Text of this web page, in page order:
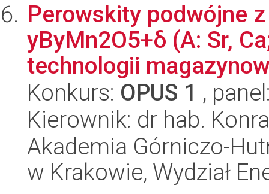
Perowskity podwójne
yByMn2O5+δ (A: Sr,
technologii
Konkurs: OPUS 1 ,
Kierownik: dr hab.
Akademia Górniczo-
w Krakowie, Wydział